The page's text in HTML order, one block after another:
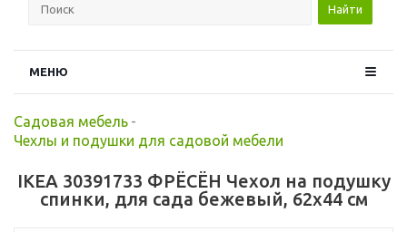
Найти
МЕНЮ
Садовая мебель -
Чехлы и подушки для садовой мебели
IKEA 30391733 ФРЁСЁН Чехол на подушку
спинки, для сада бежевый, 62x44 см